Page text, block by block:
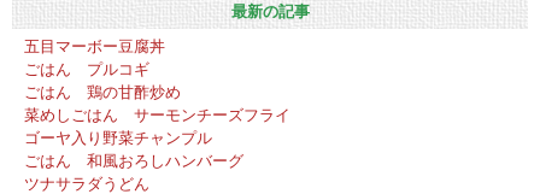
最新の記事
五目マーボー豆腐丼
ごはん プルコギ
ごはん 鶏の甘酢炒め
菜めしごはん サーモンチーズフライ
ゴーヤ入り野菜チャンプル
ごはん 和風おろしハンバーグ
ツナサラダうどん